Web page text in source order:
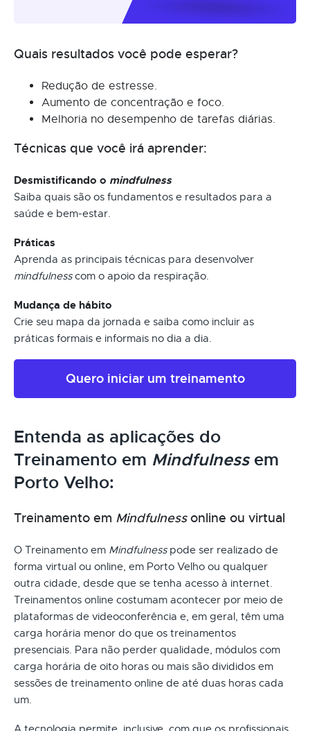
Quais resultados você pode esperar?
Redução de estresse.
Aumento de concentração e foco.
Melhoria no desempenho de tarefas diárias.
Técnicas que você irá aprender:
Desmistificando o mindfulness
Saiba quais são os fundamentos e resultados para a
saúde e bem-estar.
Práticas
Aprenda as principais técnicas para desenvolver
mindfulnesscom o apoio da respiração.
Mudança de hábito
Crie seu mapa da jornada e saiba como incluir as
práticas formais e informais no dia a dia.
Quero iniciar um treinamento
Entenda as aplicações do
Treinamento em Mindfulnessem
Porto Velho:
Treinamento em Mindfulnessonline ou virtual
O Treinamento em Mindfulnesspode ser realizado de
forma virtual ou online, em Porto Velho ou qualquer
outra cidade, desde que se tenha acesso à internet.
Treinamentos online costumam acontecer por meio de
plataformas de videoconferência e, em geral, têm uma
carga horária menor do que os treinamentos
presenciais. Para não perder qualidade, módulos com
carga horária de oito horas ou mais são divididos em
sessões de treinamento online de até duas horas cada
um.